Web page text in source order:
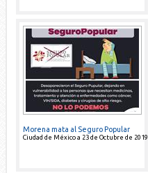
Morena mata al Seguro Popular
Ciudad de México a 23 de Octubre de 2019